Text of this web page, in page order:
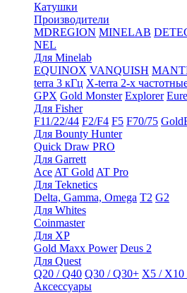
Катушки
Производители
MDREGION MINELAB
NEL
Для Minelab
EQUINOX VANQUISH
terra 3 кГц X-terra 2-х
GPX Gold Monster Explorer
Для Fisher
F11/22/44 F2/F4 F5 F70/75
Для Bounty Hunter
Quick Draw PRO
Для Garrett
Ace AT Gold AT Pro
Для Teknetics
Delta, Gamma, Omega Т2 G2
Для Whites
Coinmaster
Для XP
Gold Maxx Power Deus 2
Для Quest
Q20 / Q40 Q30 / Q30+ X5 / X10
Аксессуары